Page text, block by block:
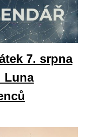
7. srpna
Luna